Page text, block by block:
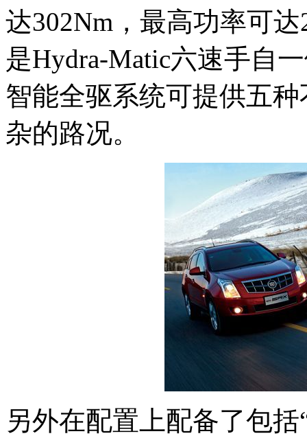
达302Nm，最高功率可
是Hydra-Matic六速手自
智能全驱系统可提供五
杂的路况。
另外在配置上配备了包括